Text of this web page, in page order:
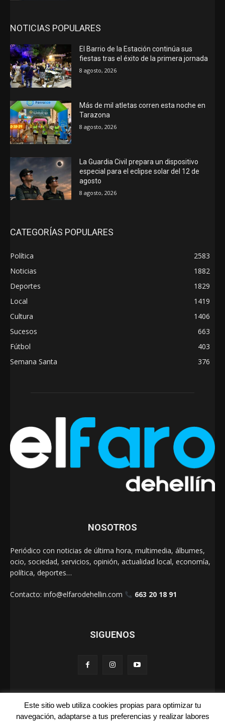
NOTICIAS POPULARES
El Barrio de la Estación continúa sus
fiestas tras el éxito de la primera jornada
8 agosto, 2026
Más de mil atletas corren esta noche en
Tarazona
8 agosto, 2026
La Guardia Civil prepara un dispositivo
especial para el eclipse solar del 12 de
agosto
8 agosto, 2026
CATEGORÍAS POPULARES
Política
2583
Noticias
1882
Deportes
1829
Local
1419
Cultura
1406
Sucesos
663
Fútbol
403
Semana Santa
376
NOSOTROS
Periódico con noticias de última hora, multimedia, álbumes,
ocio, sociedad, servicios, opinión, actualidad local, economía,
política, deportes…
Contacto: info@elfarodehellin.com 663 20 18 91
SIGUENOS
El Faro de Hellín 2025
Este sitio web utiliza cookies propias para optimizar tu
navegación, adaptarse a tus preferencias y realizar labores